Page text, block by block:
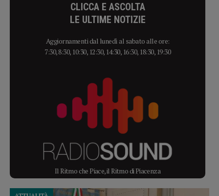
CLICCA E ASCOLTA
LE ULTIME NOTIZIE
Aggiornamenti dal lunedì al sabato alle ore:
7:30, 8:30, 10:30, 12:30, 14:30, 16:30, 18:30, 19:30
Il Ritmo che Piace, il Ritmo di Piacenza